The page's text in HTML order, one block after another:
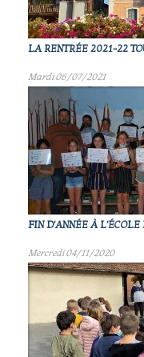
LA RENTRÉE 2021-22
Mardi 06/07/2021
FIN D'ANNÉE À L'ÉCOLE
Mercredi 04/11/2020